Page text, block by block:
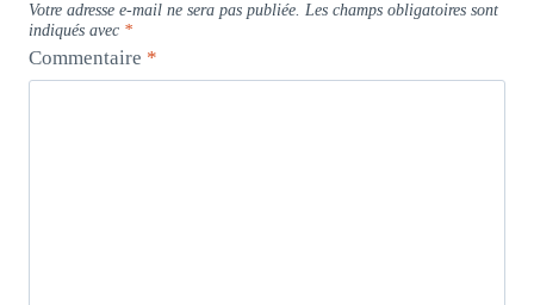
Votre adresse e-mail ne sera pas publiée. Les champs obligatoires sont
indiqués avec *
Commentaire *